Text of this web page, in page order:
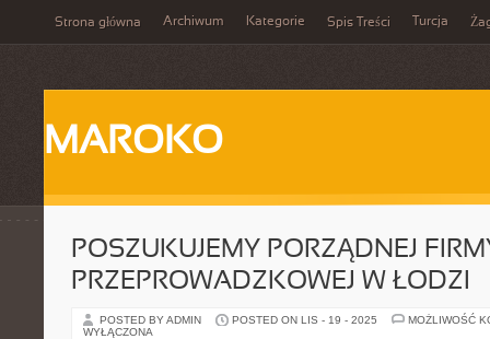
Strona główna Archiwum Kategorie Spis Treści Turcja
MAROKO
POSZUKUJEMY PORZĄDNEJ
PRZEPROWADZKOWEJ W ŁODZI
POSTED BY ADMIN POSTED ON LIS - 19 - 2025
MOŻLIWOŚĆ
WYŁĄCZONA